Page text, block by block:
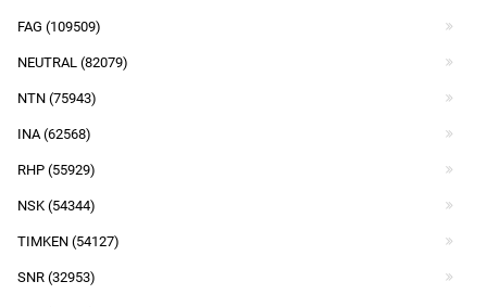
FAG (109509)
NEUTRAL (82079)
NTN (75943)
INA (62568)
RHP (55929)
NSK (54344)
TIMKEN (54127)
SNR (32953)